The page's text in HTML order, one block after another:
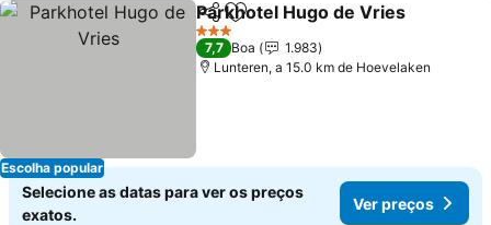
Escolha popular
PartilharAdicionar aos favoritos
Parkhotel Hugo de Vries
3 Estrelas
7,7 Boa
1.983
Lunteren, a 15.0 km de Hoevelaken
Selecione as datas para ver os preços
exatos.
Ver preços